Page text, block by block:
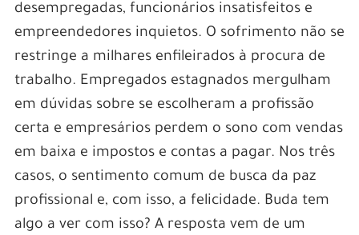
desempregadas, funcionários insatisfeitos e
empreendedores inquietos. O sofrimento não se
restringe a milhares enfileirados à procura de
trabalho. Empregados estagnados mergulham
em dúvidas sobre se escolheram a profissão
certa e empresários perdem o sono com vendas
em baixa e impostos e contas a pagar. Nos três
casos, o sentimento comum de busca da paz
profissional e, com isso, a felicidade. Buda tem
algo a ver com isso? A resposta vem de um